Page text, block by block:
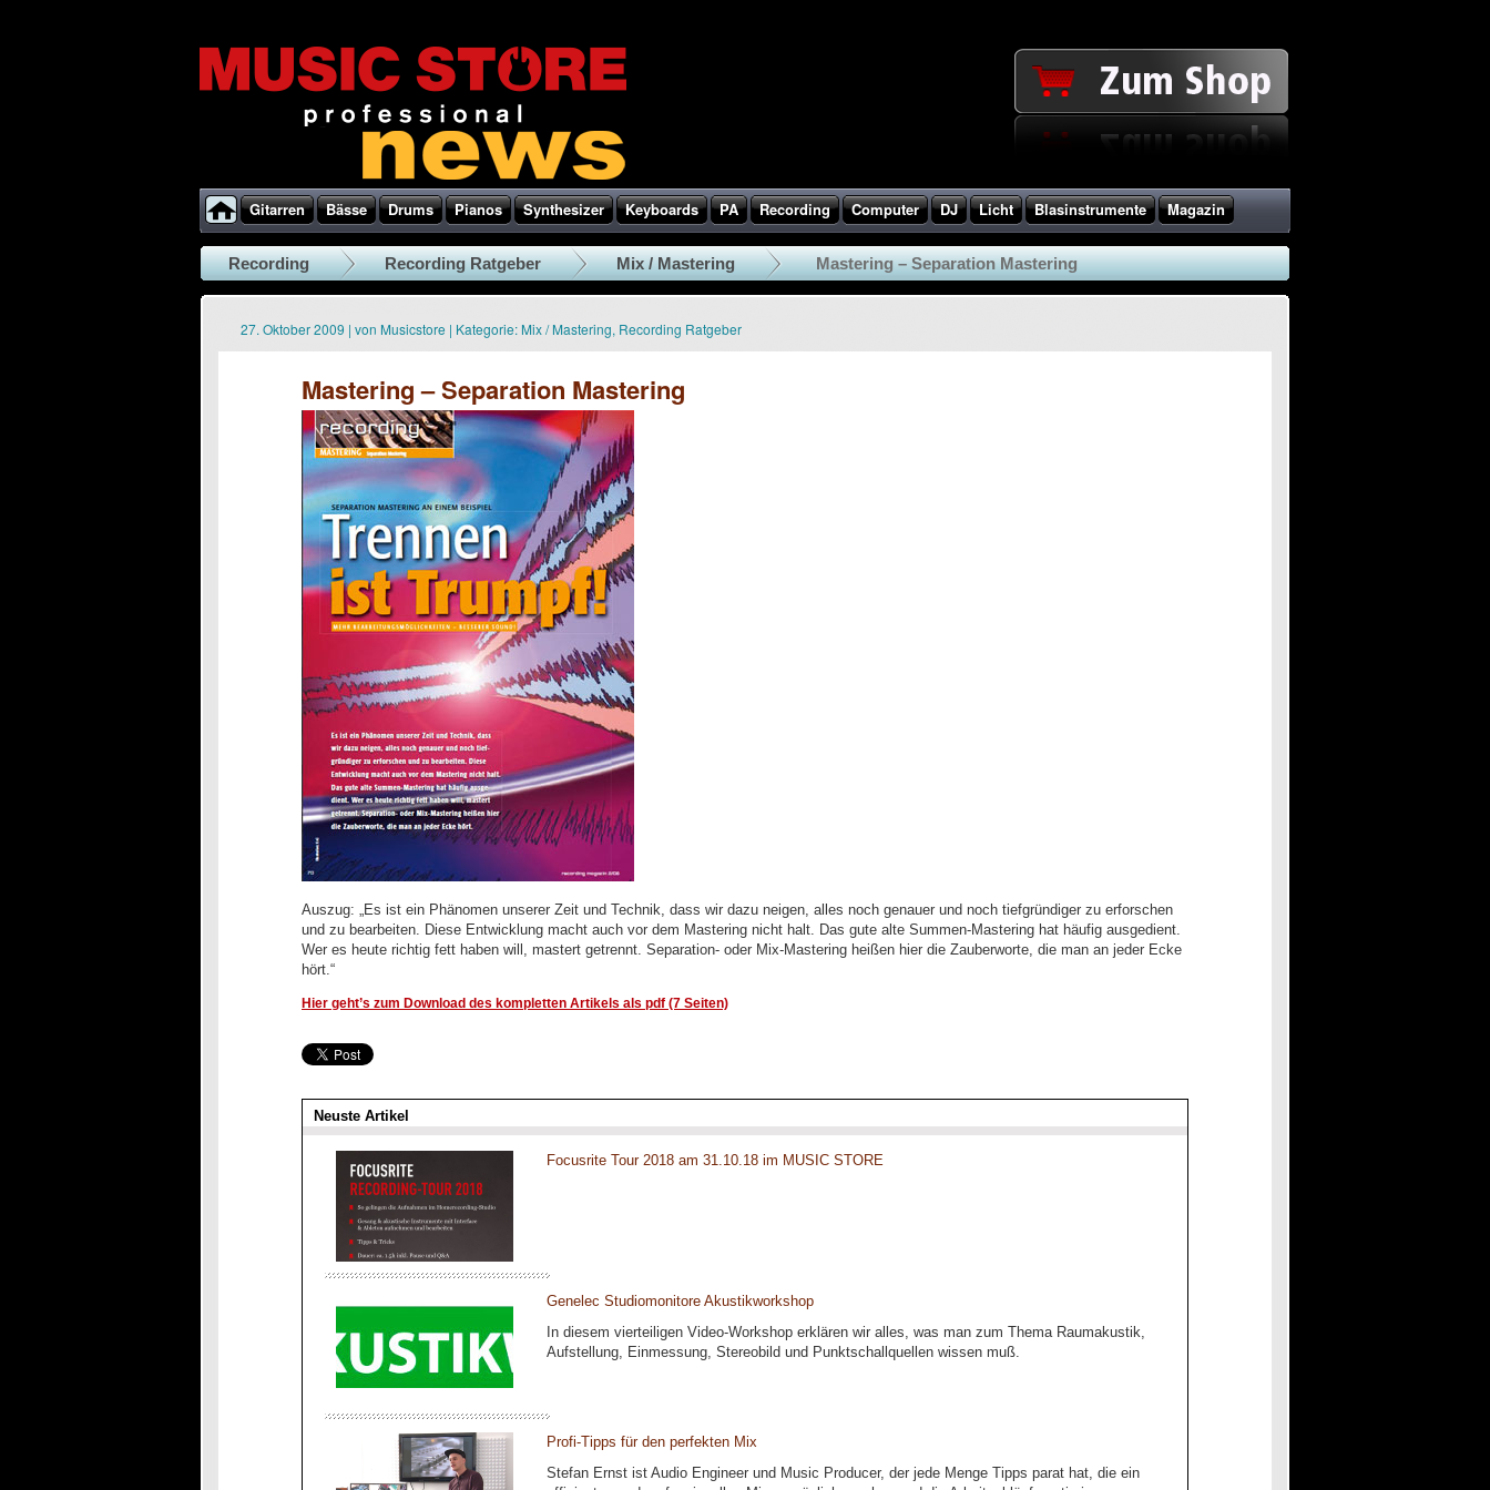
Gitarren Bässe Drums Pianos Synthesizer Keyboards PA Recording Computer DJ Licht Blasinstrumente Magazin
Recording Recording Ratgeber Mix / Mastering Mastering – Separation Mastering
27. Oktober 2009 | von Musicstore | Kategorie:Mix / Mastering, Recording Ratgeber
Mastering – Separation Mastering
Auszug: „Es ist ein Phänomen unserer Zeit und Technik, dass wir dazu neigen, alles noch genauer und noch tiefgründiger zu erforschen
und zu bearbeiten. Diese Entwicklung macht auch vor dem Mastering nicht halt. Das gute alte Summen-Mastering hat häufig ausgedient.
Wer es heute richtig fett haben will, mastert getrennt. Separation- oder Mix-Mastering heißen hier die Zauberworte, die man an jeder Ecke
hört.“
Hier geht’s zum Download des kompletten Artikels als pdf (7 Seiten)
Neuste Artikel
Focusrite Tour 2018 am 31.10.18 im MUSIC STORE
Genelec Studiomonitore Akustikworkshop
In diesem vierteiligen Video-Workshop erklären wir alles, was man zum Thema Raumakustik,
Aufstellung, Einmessung, Stereobild und Punktschallquellen wissen muß.
Profi-Tipps für den perfekten Mix
Stefan Ernst ist Audio Engineer und Music Producer, der jede Menge Tipps parat hat, die ein